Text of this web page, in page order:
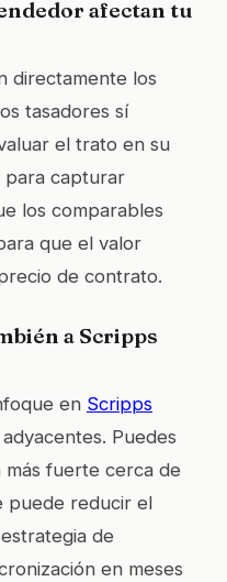
afectan tu
directamente los
tasadores sí
el trato en su
para capturar
los comparables
que el valor
de contrato.
a Scripps
en Scripps
Puedes
fuerte cerca de
puede reducir el
de
en meses